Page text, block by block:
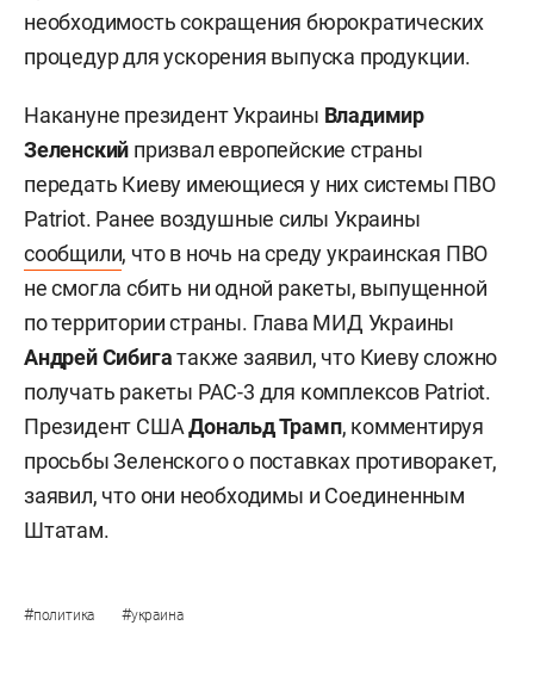
необходимость сокращения бюрократических
процедур для ускорения выпуска продукции.
Накануне президент Украины Владимир
Зеленский призвал европейские страны
передать Киеву имеющиеся у них системы ПВО
Patriot. Ранее воздушные силы Украины
сообщили, что в ночь на среду украинская ПВО
не смогла сбить ни одной ракеты, выпущенной
по территории страны. Глава МИД Украины
Андрей Сибигатакже заявил, что Киеву сложно
получать ракеты PAC-3 для комплексов Patriot.
Президент СШАДональд Трамп, комментируя
просьбы Зеленского о поставках противоракет,
заявил, что они необходимы и Соединенным
Штатам.
#политика #украина